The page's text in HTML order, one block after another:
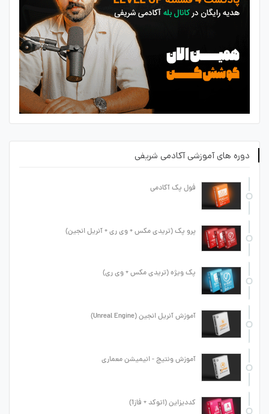
دوره های آموزشی آکادمی شریفی
فول پک آکادمی
پرو پک (تریدی مکس + وی ری + آنریل انجین)
پک ویژه (تریدی مکس + وی ری)
آموزش آنریل انجین (Unreal Engine)
آموزش ونتیج - انیمیشن معماری
کددیزاین (اتوکد + فاز1)